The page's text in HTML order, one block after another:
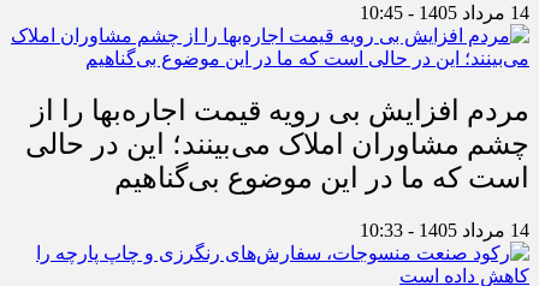
14 مرداد 1405 - 10:45
مردم افزایش بی رویه قیمت اجاره‌بها را از
چشم مشاوران املاک می‌بینند؛ این در حالی
است که ما در این موضوع بی‌گناهیم
14 مرداد 1405 - 10:33